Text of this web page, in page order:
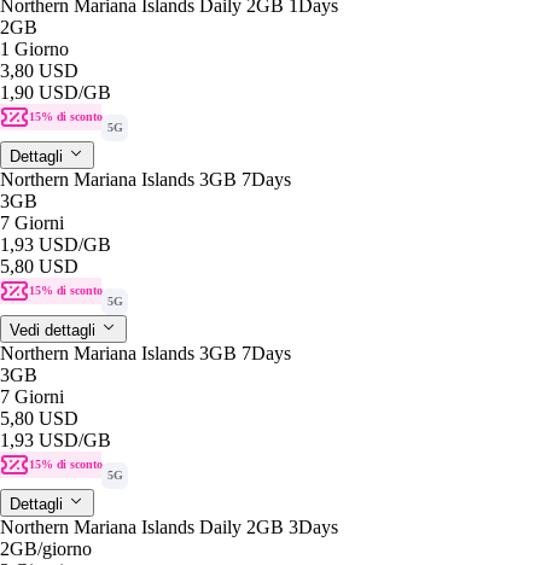
Northern Mariana Islands Daily 2GB 1Days
2GB
1 Giorno
3,80 USD
1,90 USD/GB
15% di sconto
5G
Dettagli
Northern Mariana Islands 3GB 7Days
3GB
7 Giorni
1,93 USD/GB
5,80 USD
15% di sconto
5G
Vedi dettagli
Northern Mariana Islands 3GB 7Days
3GB
7 Giorni
5,80 USD
1,93 USD/GB
15% di sconto
5G
Dettagli
Northern Mariana Islands Daily 2GB 3Days
2GB/giorno